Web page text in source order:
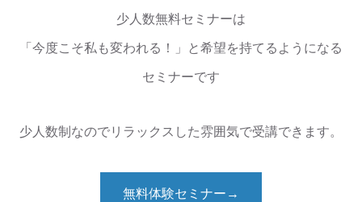
少人数無料セミナーは
「今度こそ私も変われる！」と希望を持てるようになる
セミナーです
少人数制なのでリラックスした雰囲気で受講できます。
無料体験セミナー→